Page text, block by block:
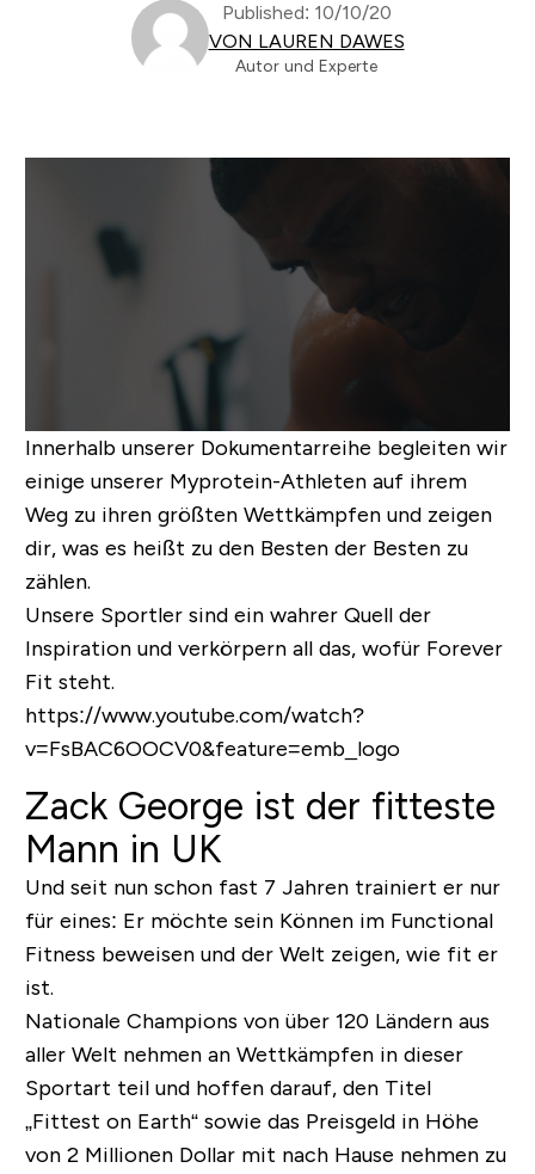
Published: 10/10/20
VON LAUREN DAWES
Autor und Experte
Innerhalb unserer Dokumentarreihe begleiten wir
einige unserer Myprotein-Athleten auf ihrem
Weg zu ihren größten Wettkämpfen und zeigen
dir, was es heißt zu den Besten der Besten zu
zählen.
Unsere Sportler sind ein wahrer Quell der
Inspiration und verkörpern all das, wofür Forever
Fit steht.
https://www.youtube.com/watch?
v=FsBAC6OOCV0&feature=emb_logo
Zack George ist der fitteste
Mann in UK
Und seit nun schon fast 7 Jahren trainiert er nur
für eines: Er möchte sein Können im Functional
Fitness beweisen und der Welt zeigen, wie fit er
ist.
Nationale Champions von über 120 Ländern aus
aller Welt nehmen an Wettkämpfen in dieser
Sportart teil und hoffen darauf, den Titel
„Fittest on Earth“ sowie das Preisgeld in Höhe
von 2 Millionen Dollar mit nach Hause nehmen zu